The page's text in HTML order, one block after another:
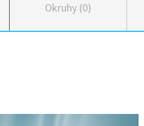
Okruhy (0)